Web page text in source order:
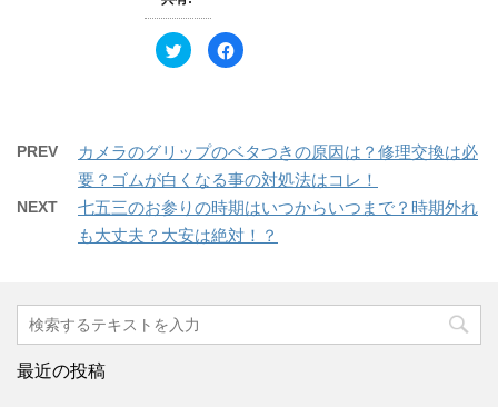
ン
ド
ウ
で
開
い
新
ド
ウ
で
開
ま
)
ク
リ
i
t
e
r
で
共
有
ィ
F
a
で
有
す
る
に
は
ク
PREV
カメラのグリップのベタつきの原因は？修理交換は必
要？ゴムが白くなる事の対処法はコレ！
NEXT
七五三のお参りの時期はいつからいつまで？時期外れ
も大丈夫？大安は絶対！？
最近の投稿